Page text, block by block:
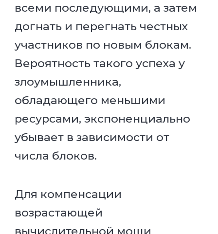
всеми последующими, а затем
догнать и перегнать честных
участников по новым блокам.
Вероятность такого успеха у
злоумышленника,
обладающего меньшими
ресурсами, экспоненциально
убывает в зависимости от
числа блоков.
Для компенсации
возрастающей
вычислительной мощи